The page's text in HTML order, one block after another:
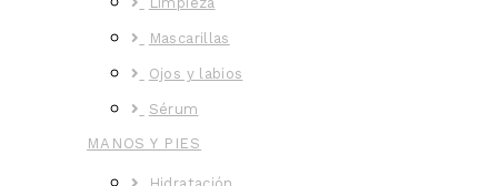
Mascarillas
Ojos y labios
Sérum
MANOS Y PIES